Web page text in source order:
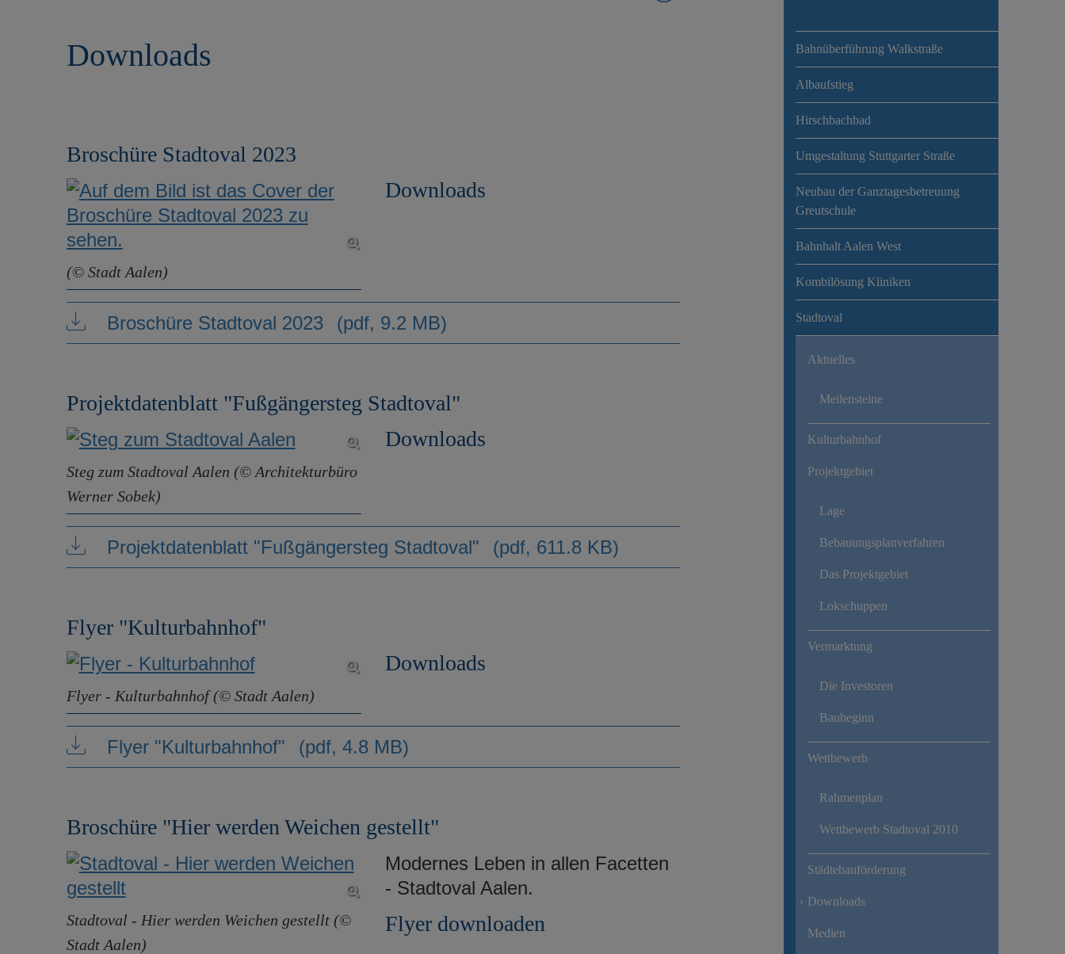
Downloads
Broschüre Stadtoval 2023
(© Stadt Aalen)
Downloads
Broschüre Stadtoval 2023 (pdf, 9.2 MB)
Projektdatenblatt "Fußgängersteg Stadtoval"
Steg zum Stadtoval Aalen (© Architekturbüro
Werner Sobek)
Downloads
Projektdatenblatt "Fußgängersteg Stadtoval" (pdf, 611.8 KB)
Flyer "Kulturbahnhof"
Flyer - Kulturbahnhof (© Stadt Aalen)
Downloads
Flyer "Kulturbahnhof" (pdf, 4.8 MB)
Broschüre "Hier werden Weichen gestellt"
Stadtoval - Hier werden Weichen gestellt (©
Stadt Aalen)
Modernes Leben in allen Facetten
- Stadtoval Aalen.
Flyer downloaden
Bahnüberführung Walkstraße
Albaufstieg
Hirschbachbad
Umgestaltung Stuttgarter Straße
Neubau der Ganztagesbetreuung
Greutschule
Bahnhalt Aalen West
Kombilösung Kliniken
Stadtoval
Aktuelles
Meilensteine
Kulturbahnhof
Projektgebiet
Lage
Bebauungsplanverfahren
Das Projektgebiet
Lokschuppen
Vermarktung
Die Investoren
Baubeginn
Wettbewerb
Rahmenplan
Wettbewerb Stadtoval 2010
Städtebauförderung
Downloads
Medien